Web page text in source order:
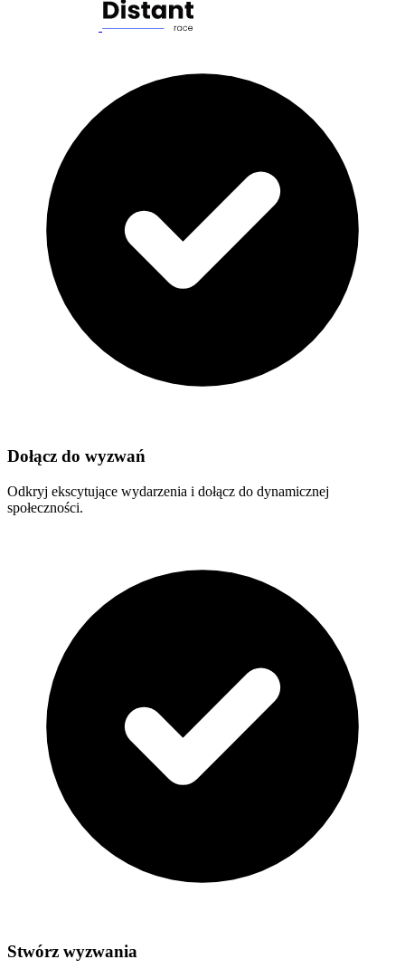
Dołącz do wyzwań
Odkryj ekscytujące wydarzenia i dołącz do dynamicznej
społeczności.
Stwórz wyzwania